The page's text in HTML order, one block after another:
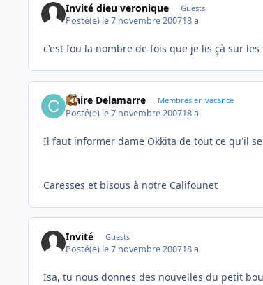
Invité dieu veronique Guests
Posté(e) le 7 novembre 200718 a
c'est fou la nombre de fois que je lis çà sur
Claire Delamarre Membres en vacance
Posté(e) le 7 novembre 200718 a
Il faut informer dame Okkita de tout ce qu'il
Caresses et bisous à notre Califounet
Invité Guests
Posté(e) le 7 novembre 200718 a
Isa, tu nous donnes des nouvelles du petit